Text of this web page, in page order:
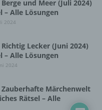
und Meer (Juli 2024)
– Alle Lösungen
2024
Lecker (Juni 2024)
– Alle Lösungen
2024
Märchenwelt
Rätsel – Alle
ist die
mit dem Ziel, ihre